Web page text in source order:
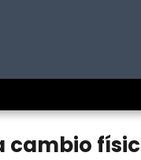
cambio